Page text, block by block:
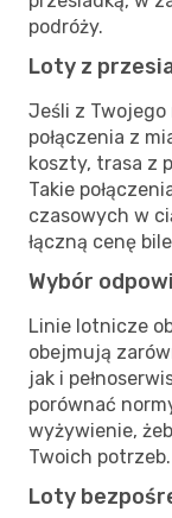
podróży.
Loty z
Jeśli z Twojego
połączenia z
koszty, trasa z
Takie
czasowych w
łączną cenę
Wybór
Linie lotnicze
obejmują
jak i
porównać
wyżywienie,
Twoich potrzeb.
Loty